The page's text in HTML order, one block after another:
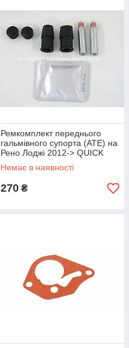
Ремкомплект переднього
гальмівного супорта (ATE) на
Рено Лоджі 2012-> QUICK
BRAKE-QB1306X
Немає в наявності
270 ₴